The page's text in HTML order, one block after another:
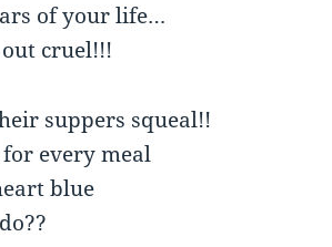
of your life…
cruel!!!
suppers squeal!!
every meal
blue